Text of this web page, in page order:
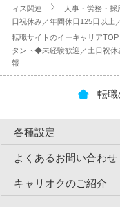
ィス関連
人事・労務・採
日祝休み／年間休日125日以
転職サイトのイーキャリアTOP
タント◆未経験歓迎／土日祝
報
転
各種設定
よくあるお問い合わせ
キャリオクのご紹介